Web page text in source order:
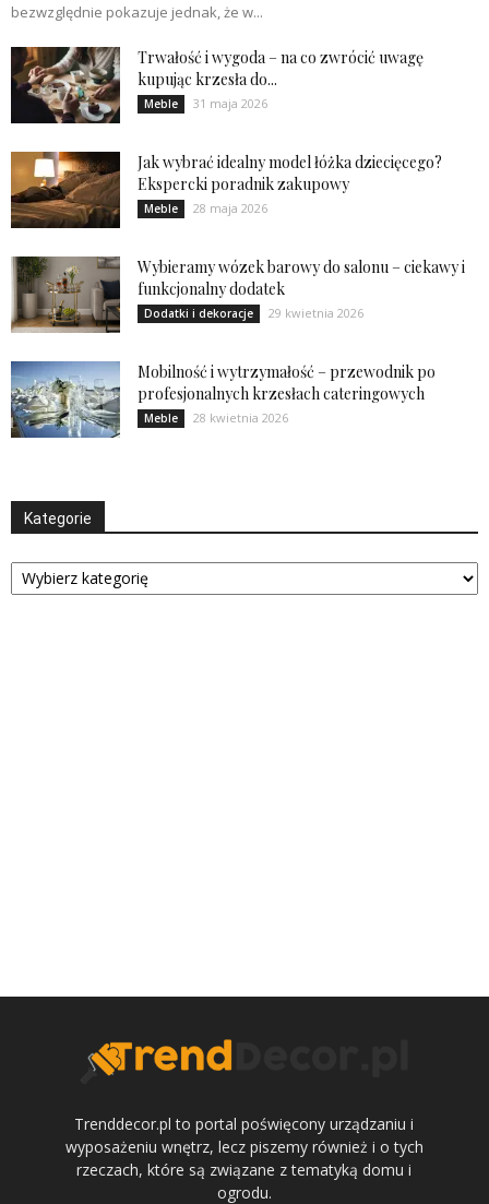
bezwzględnie pokazuje jednak, że w...
Trwałość i wygoda – na co zwrócić uwagę
kupując krzesła do...
Meble 31 maja 2026
Jak wybrać idealny model łóżka dziecięcego?
Ekspercki poradnik zakupowy
Meble 28 maja 2026
Wybieramy wózek barowy do salonu – ciekawy i
funkcjonalny dodatek
Dodatki i dekoracje 29 kwietnia 2026
Mobilność i wytrzymałość – przewodnik po
profesjonalnych krzesłach cateringowych
Meble 28 kwietnia 2026
Kategorie
Kategorie
Trenddecor.pl to portal poświęcony urządzaniu i
wyposażeniu wnętrz, lecz piszemy również i o tych
rzeczach, które są związane z tematyką domu i
ogrodu.